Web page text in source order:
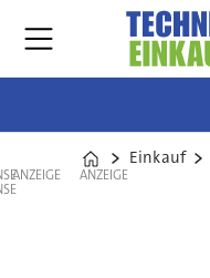
Home
Einkauf
ANZEIGE ANZEIGE